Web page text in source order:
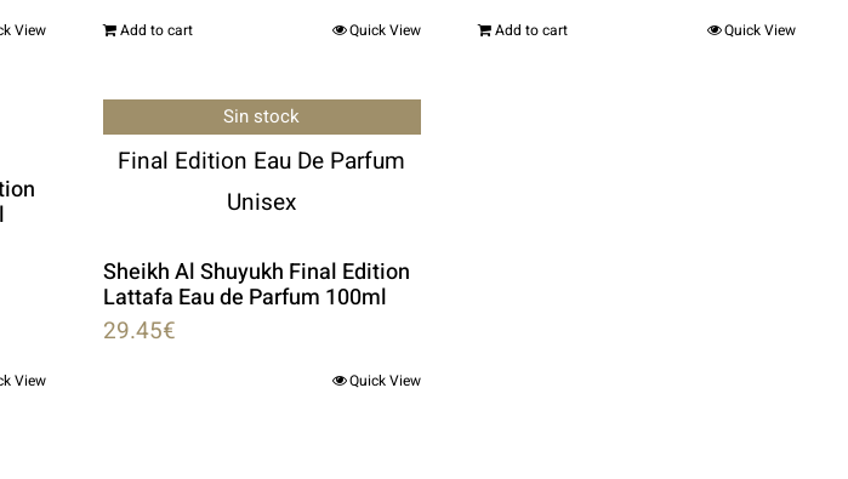
View Add to cart Quick View Add to cart Quick View
View
Sin stock
Sheikh Al Shuyukh Final Edition
Lattafa Eau de Parfum 100ml
29.45€
Quick View